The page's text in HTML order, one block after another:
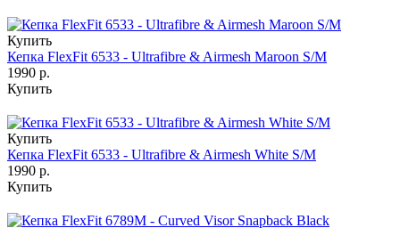
Купить
Кепка FlexFit 6533 - Ultrafibre & Airmesh Maroon S/M
1990 р.
Купить
Купить
Кепка FlexFit 6533 - Ultrafibre & Airmesh White S/M
1990 р.
Купить